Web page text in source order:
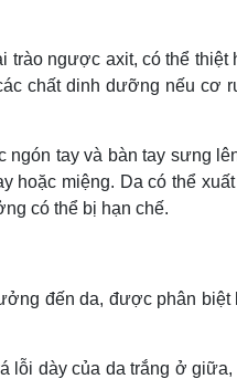
trào ngược axit, có thể thiệt
chất dinh dưỡng nếu cơ
ngón tay và bàn tay sưng
hoặc miệng. Da có thể
có thể bị hạn chế.
đến da, được phân biệt
lỗi dày của da trắng ở